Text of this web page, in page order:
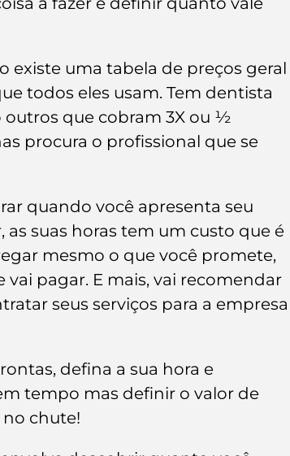
existe uma tabela de preços geral
todos eles usam. Tem dentista
que cobram 3X ou ½
procura o profissional que se
quando você apresenta seu
as suas horas tem um custo que é
mesmo o que você promete,
pagar. E mais, vai recomendar
seus serviços para a empresa
defina a sua hora e
tempo mas definir o valor de
no chute!